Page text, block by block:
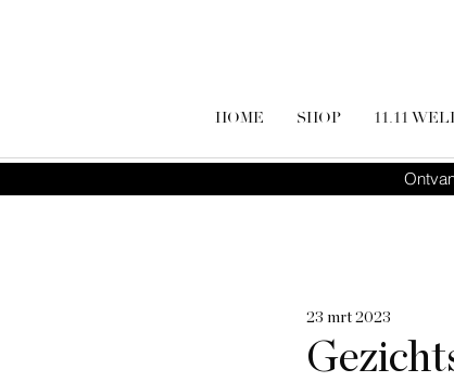
HOME SHOP 11.11
23 mrt 2023